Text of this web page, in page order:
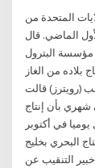
المتحدة من
الأول الماضي. قال
مؤسسة البترول
بلاده من الغاز
2025 تقريبا. وبحسب (رويترز) قالت
بأن إنتاج
انخفض 442 ألف برميل يوميا في أكتوبر
البحري بخليج
التنقيب عن